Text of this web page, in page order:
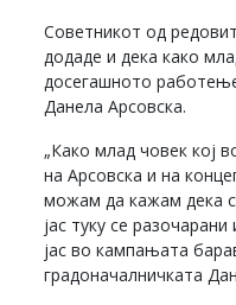
Советникот од
додаде и дека како
досегашното
Данела Арсовска.
„Како млад човек кој
на Арсовска и на
можам да кажам дека
јас туку се
јас во кампањата
градоначалничката